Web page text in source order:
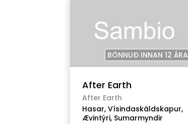
BÖNNUÐ INNAN 12 ÁRA
After Earth
After Earth
Hasar, Vísindaskáldskapur,
Ævintýri, Sumarmyndir